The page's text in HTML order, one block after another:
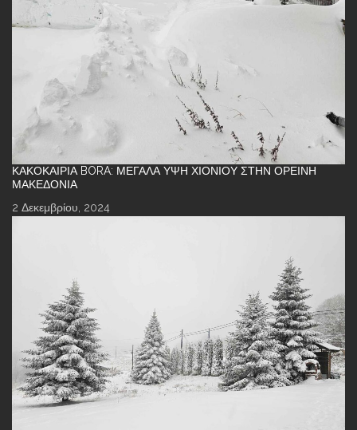
ΚΑΚΟΚΑΙΡΊΑ BORA: ΜΕΓΆΛΑ ΎΨΗ ΧΙΟΝΙΟΎ ΣΤΗΝ ΟΡΕΙΝΉ
ΜΑΚΕΔΟΝΊΑ
2 Δεκεμβρίου, 2024